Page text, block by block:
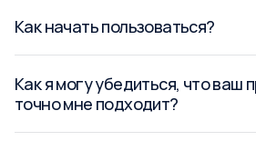
Как начать пользоваться?
Как я могу убедиться, что ваш
точно мне подходит?